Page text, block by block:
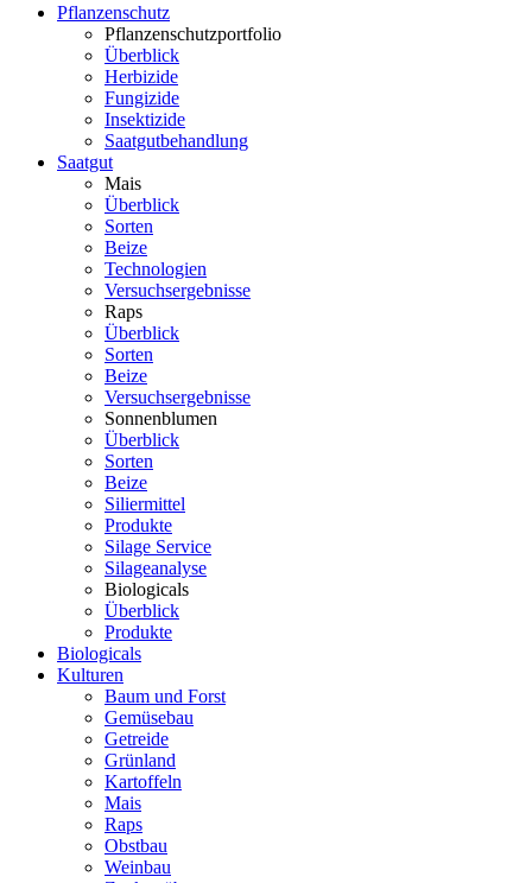
Pflanzenschutz
Pflanzenschutzportfolio
Überblick
Herbizide
Fungizide
Insektizide
Saatgutbehandlung
Saatgut
Mais
Überblick
Sorten
Beize
Technologien
Versuchsergebnisse
Raps
Überblick
Sorten
Beize
Versuchsergebnisse
Sonnenblumen
Überblick
Sorten
Beize
Siliermittel
Produkte
Silage Service
Silageanalyse
Biologicals
Überblick
Produkte
Biologicals
Kulturen
Baum und Forst
Gemüsebau
Getreide
Grünland
Kartoffeln
Mais
Raps
Obstbau
Weinbau